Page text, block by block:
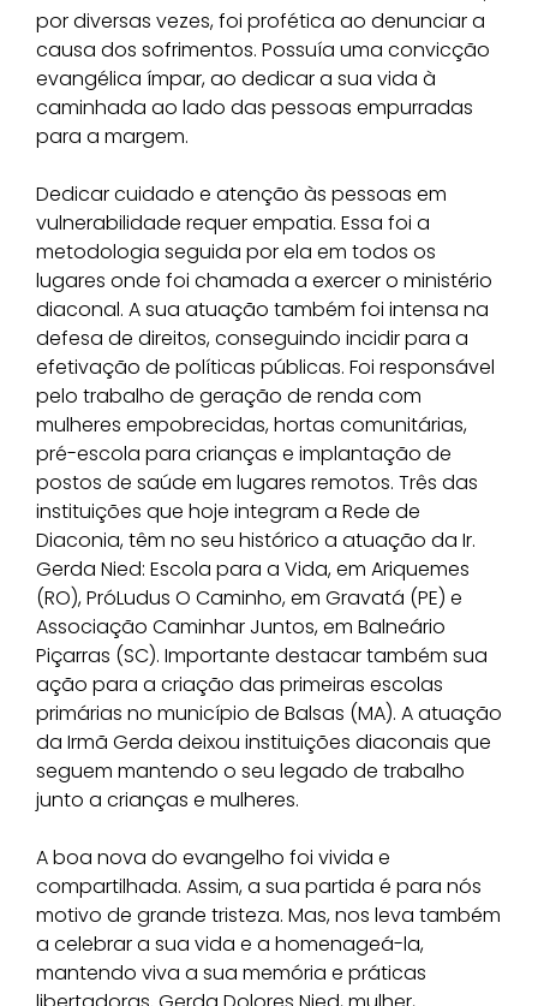
por diversas vezes, foi profética ao denunciar a
causa dos sofrimentos. Possuía uma convicção
evangélica ímpar, ao dedicar a sua vida à
caminhada ao lado das pessoas empurradas
para a margem.
Dedicar cuidado e atenção às pessoas em
vulnerabilidade requer empatia. Essa foi a
metodologia seguida por ela em todos os
lugares onde foi chamada a exercer o ministério
diaconal. A sua atuação também foi intensa na
defesa de direitos, conseguindo incidir para a
efetivação de políticas públicas. Foi responsável
pelo trabalho de geração de renda com
mulheres empobrecidas, hortas comunitárias,
pré-escola para crianças e implantação de
postos de saúde em lugares remotos. Três das
instituições que hoje integram a Rede de
Diaconia, têm no seu histórico a atuação da Ir.
Gerda Nied: Escola para a Vida, em Ariquemes
(RO), PróLudus O Caminho, em Gravatá (PE) e
Associação Caminhar Juntos, em Balneário
Piçarras (SC). Importante destacar também sua
ação para a criação das primeiras escolas
primárias no município de Balsas (MA). A atuação
da Irmã Gerda deixou instituições diaconais que
seguem mantendo o seu legado de trabalho
junto a crianças e mulheres.
A boa nova do evangelho foi vivida e
compartilhada. Assim, a sua partida é para nós
motivo de grande tristeza. Mas, nos leva também
a celebrar a sua vida e a homenageá-la,
mantendo viva a sua memória e práticas